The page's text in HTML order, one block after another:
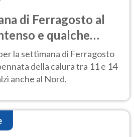
di Ferragosto al
e qualche
la settimana di Ferragosto
della calura tra 11 e 14
anche al Nord.